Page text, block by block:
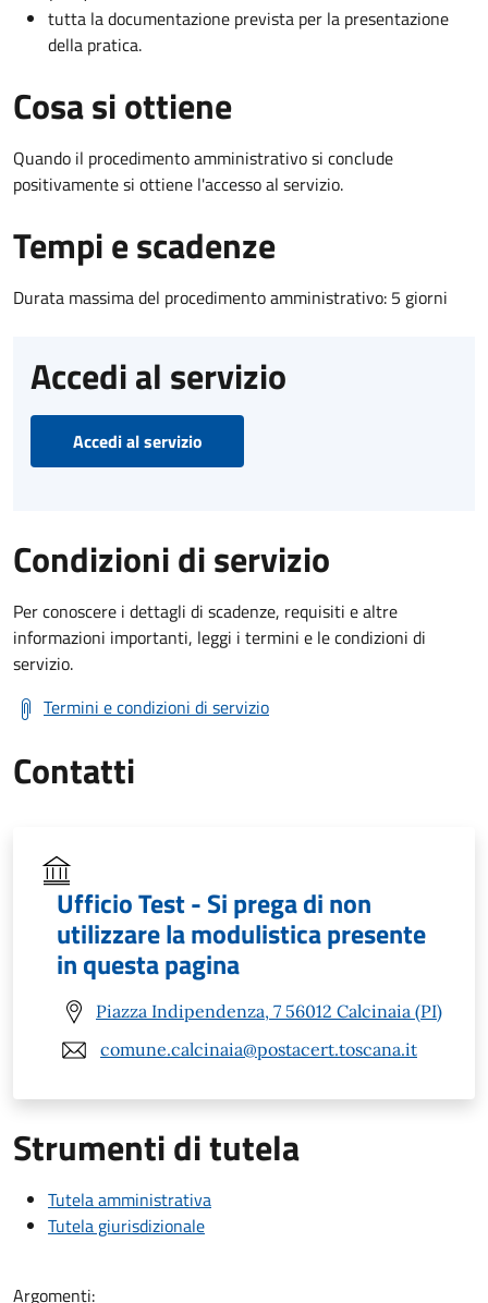
tutta la documentazione prevista per la presentazione
della pratica.
Cosa si ottiene
Quando il procedimento amministrativo si conclude
positivamente si ottiene l'accesso al servizio.
Tempi e scadenze
Durata massima del procedimento amministrativo: 5 giorni
Accedi al servizio
Accedi al servizio
Condizioni di servizio
Per conoscere i dettagli di scadenze, requisiti e altre
informazioni importanti, leggi i termini e le condizioni di
servizio.
Termini e condizioni di servizio
Contatti
Ufficio Test - Si prega di non
utilizzare la modulistica presente
in questa pagina
Piazza Indipendenza, 7 56012 Calcinaia (PI)
comune.calcinaia@postacert.toscana.it
Strumenti di tutela
Tutela amministrativa
Tutela giurisdizionale
Argomenti: